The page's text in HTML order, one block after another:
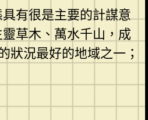
有很是主要的計謀意
草木、萬水千山，成
狀況最好的地域之一；